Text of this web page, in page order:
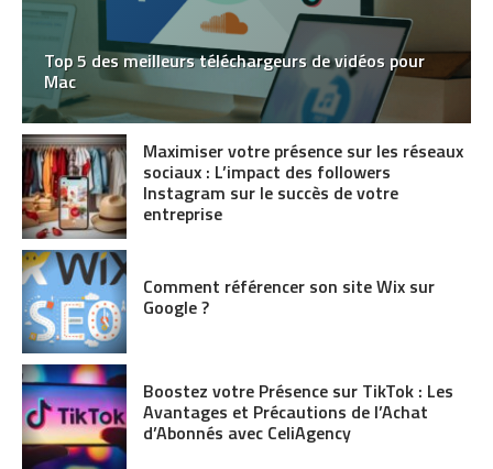
Top 5 des meilleurs téléchargeurs de vidéos pour
Mac
Maximiser votre présence sur les réseaux
sociaux : L’impact des followers
Instagram sur le succès de votre
entreprise
Comment référencer son site Wix sur
Google ?
Boostez votre Présence sur TikTok : Les
Avantages et Précautions de l’Achat
d’Abonnés avec CeliAgency